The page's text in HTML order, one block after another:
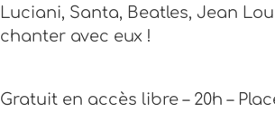
Luciani, Santa, Beatles, Jean
chanter avec eux !
Gratuit en accès libre – 20h –